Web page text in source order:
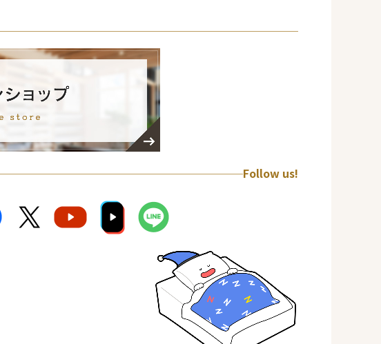
Follow us!